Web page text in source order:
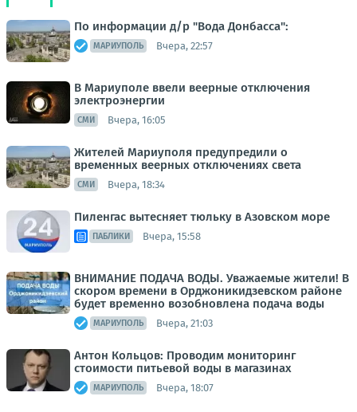
По информации д/р "Вода Донбасса":
МАРИУПОЛЬ Вчера, 22:57
В Мариуполе ввели веерные отключения
электроэнергии
СМИ Вчера, 16:05
Жителей Мариуполя предупредили о
временных веерных отключениях света
СМИ Вчера, 18:34
Пиленгас вытесняет тюльку в Азовском море
ПАБЛИКИ Вчера, 15:58
ВНИМАНИЕ ПОДАЧА ВОДЫ. Уважаемые жители! В
скором времени в Орджоникидзевском районе
будет временно возобновлена подача воды
МАРИУПОЛЬ Вчера, 21:03
Антон Кольцов: Проводим мониторинг
стоимости питьевой воды в магазинах
МАРИУПОЛЬ Вчера, 18:07